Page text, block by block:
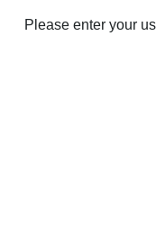
Please enter your